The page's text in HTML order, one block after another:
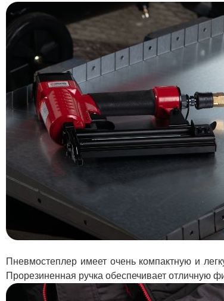
Пневмостеплер имеет очень компактную и
Прорезиненная ручка обеспечивает отличную